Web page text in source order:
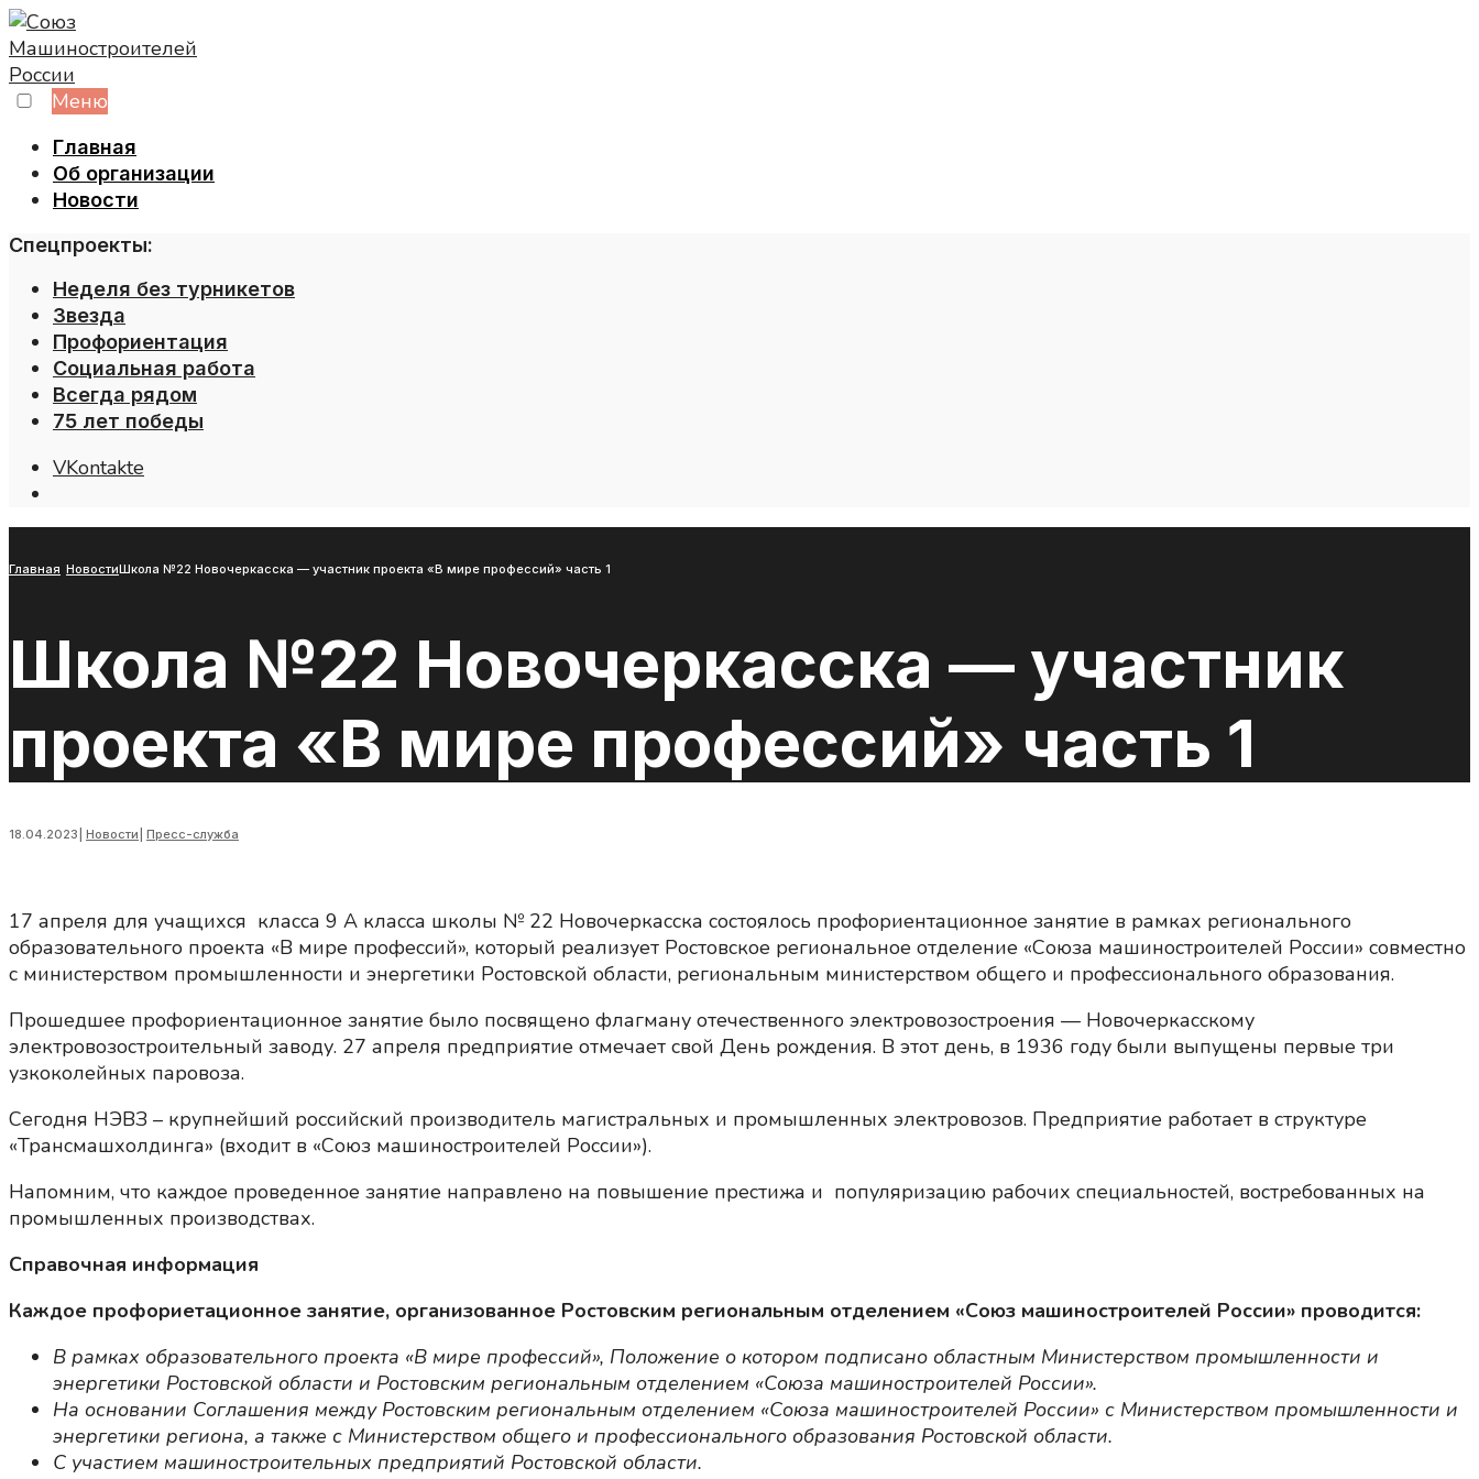
Skip
to
content
Меню
Главная
Об организации
Новости
Спецпроекты:
Неделя без турникетов
Звезда
Профориентация
Социальная работа
Всегда рядом
75 лет победы
VKontakte
Главная НовостиШкола №22 Новочеркасска — участник проекта «В мире профессий» часть 1
Школа №22 Новочеркасска — участник
проекта «В мире профессий» часть 1
18.04.2023 Новости Пресс-служба
17 апреля для учащихся класса 9 А класса школы № 22 Новочеркасска состоялось профориентационное занятие в рамках регионального
образовательного проекта «В мире профессий», который реализует Ростовское региональное отделение «Союза машиностроителей России» совместно
с министерством промышленности и энергетики Ростовской области, региональным министерством общего и профессионального образования.
Прошедшее профориентационное занятие было посвящено флагману отечественного электровозостроения — Новочеркасскому
электровозостроительный заводу. 27 апреля предприятие отмечает свой День рождения. В этот день, в 1936 году были выпущены первые три
узкоколейных паровоза.
Сегодня НЭВЗ – крупнейший российский производитель магистральных и промышленных электровозов. Предприятие работает в структуре
«Трансмашхолдинга» (входит в «Союз машиностроителей России»).
Напомним, что каждое проведенное занятие направлено на повышение престижа и популяризацию рабочих специальностей, востребованных на
промышленных производствах.
Справочная информация
Каждое профориетационное занятие, организованное Ростовским региональным отделением «Союз машиностроителей России» проводится:
В рамках образовательного проекта «В мире профессий», Положение о котором подписано областным Министерством промышленности и
энергетики Ростовской области и Ростовским региональным отделением «Союза машиностроителей России».
На основании Соглашения между Ростовским региональным отделением «Союза машиностроителей России» с Министерством промышленности и
энергетики региона, а также с Министерством общего и профессионального образования Ростовской области.
С участием машиностроительных предприятий Ростовской области.